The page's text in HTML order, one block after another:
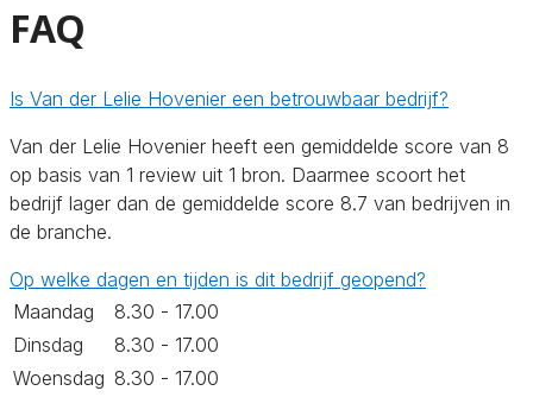
FAQ
Is Van der Lelie Hovenier een betrouwbaar bedrijf?
Van der Lelie Hovenier heeft een gemiddelde score van 8
op basis van 1 review uit 1 bron. Daarmee scoort het
bedrijf lager dan de gemiddelde score 8.7 van bedrijven in
de branche.
Op welke dagen en tijden is dit bedrijf geopend?
Maandag
8.30 - 17.00
Dinsdag
8.30 - 17.00
Woensdag 8.30 - 17.00